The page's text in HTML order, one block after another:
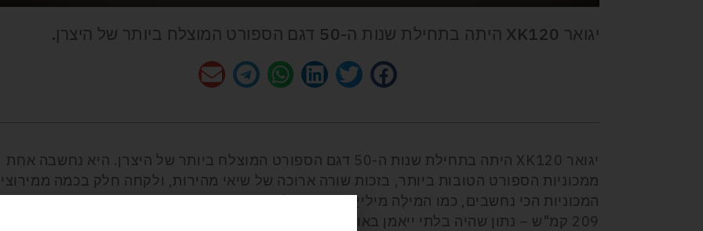
יגואר XK120 היתה בתחילת שנות ה-50 דגם הספורט המוצלח ביותר של היצרן.
יגואר XK120
היתה בתחילת שנות ה-50 דגם הספורט המוצלח ביותר של היצרן. היא נחשבה אחת
ממכוניות הספורט הטובות ביותר, בזכות שורה ארוכה של שיאי מהירות, ולקחה חלק בכמה ממירוצי
המכוניות הכי נחשבים, כמו המילֶה מילייַה. כבר בשלב מבחני הנהיגה הראשוניים נרשמה מהירות
209 קמ"ש – נתון שהיה בלתי ייאמן באותן שנים. המהירות הושגה בזכות השילוב של שלדת קורות